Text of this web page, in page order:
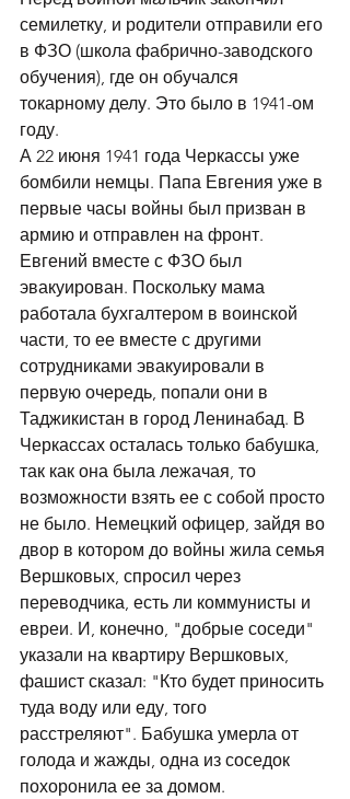
семилетку, и родители отправили его
в ФЗО (школа фабрично-заводского
обучения), где он обучался
токарному делу. Это было в 1941-ом
году.
А 22 июня 1941 года Черкассы уже
бомбили немцы. Папа Евгения уже в
первые часы войны был призван в
армию и отправлен на фронт.
Евгений вместе с ФЗО был
эвакуирован. Поскольку мама
работала бухгалтером в воинской
части, то ее вместе с другими
сотрудниками эвакуировали в
первую очередь, попали они в
Таджикистан в город Ленинабад. В
Черкассах осталась только бабушка,
так как она была лежачая, то
возможности взять ее с собой просто
не было. Немецкий офицер, зайдя во
двор в котором до войны жила семья
Вершковых, спросил через
переводчика, есть ли коммунисты и
евреи. И, конечно, "добрые соседи"
указали на квартиру Вершковых,
фашист сказал: "Кто будет приносить
туда воду или еду, того
расстреляют". Бабушка умерла от
голода и жажды, одна из соседок
похоронила ее за домом.